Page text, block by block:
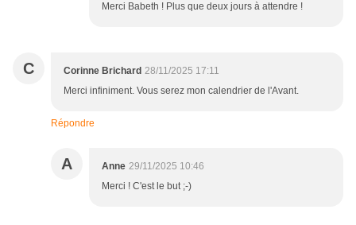
Merci Babeth ! Plus que deux jours à attendre !
C Corinne Brichard 28/11/2025 17:11
Merci infiniment. Vous serez mon calendrier de l'Avant.
Répondre
A Anne 29/11/2025 10:46
Merci ! C'est le but ;-)